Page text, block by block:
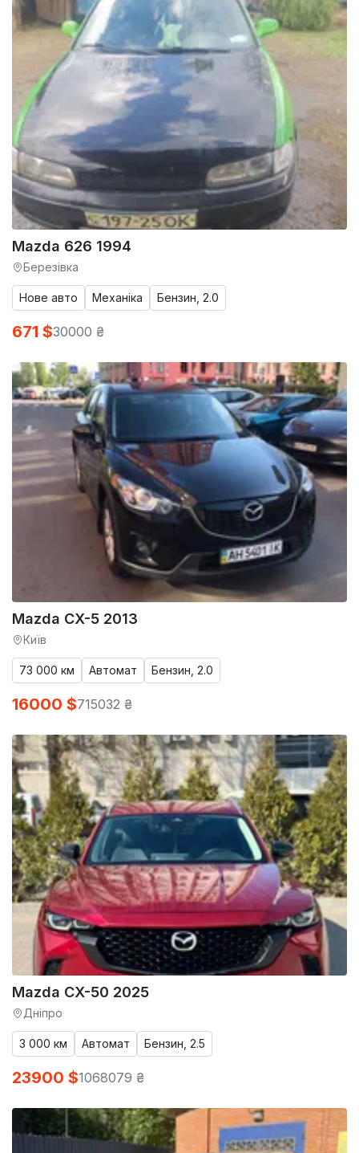
Mazda 626 1994
Березівка
Нове авто Механіка Бензин, 2.0
671 $30000 ₴
Mazda CX-5 2013
Київ
73 000 км Автомат Бензин, 2.0
16000 $715032 ₴
Mazda CX-50 2025
Дніпро
3 000 км Автомат Бензин, 2.5
23900 $1068079 ₴